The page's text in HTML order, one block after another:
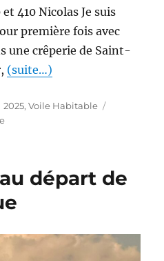
410 Nicolas Je suis
première fois avec
une crêperie de Saint-
(suite…)
2025,Voile Habitable
départ de